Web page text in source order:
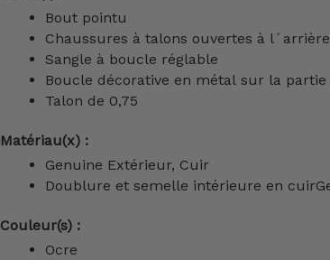
Bout pointu
Chaussures à talons ouvertes à l´arrière
Sangle à boucle réglable
Boucle décorative en métal sur la
Talon de 0,75
Matériau(x) :
Genuine Extérieur, Cuir
Doublure et semelle intérieure en
Couleur(s) :
Ocre